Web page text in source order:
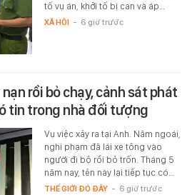
tố vụ án, khởi tố bị can và áp…
XÃ HỘI - 6 giờ trước
rồi bỏ chạy, cảnh sát phát
tin trong nhà đối tượng
Vụ việc xảy ra tại Anh. Năm ngoái,
nghi phạm đã lái xe tông vào
người đi bộ rồi bỏ trốn. Tháng 5
năm nay, tên này lại tiếp tục có…
THẾ GIỚI ĐÓ ĐÂY - 6 giờ trước